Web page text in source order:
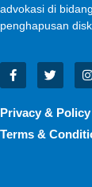
advokasi di
penghapusan
Privacy & Policy
Terms &